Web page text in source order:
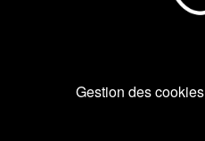
Gestion des cookies